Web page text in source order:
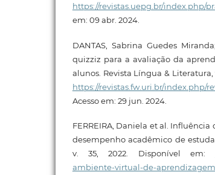
https://revistas.uepg.br/index.php/
em: 09 abr. 2024.
DANTAS, Sabrina Guedes
quizziz para a avaliação da
alunos. Revista Língua & Literatura,
https://revistas.fw.uri.br/index.php/
Acesso em: 29 jun. 2024.
FERREIRA, Daniela et al.
desempenho acadêmico de
v. 35, 2022. Disponível em:
ambiente-virtual-de-